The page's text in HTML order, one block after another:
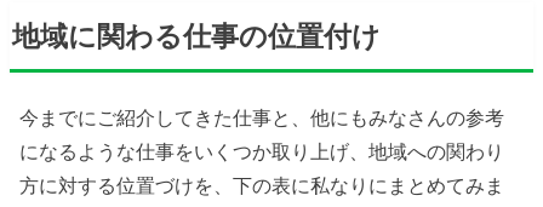
地域に関わる仕事の位置付け
今までにご紹介してきた仕事と、他にもみなさんの参考
になるような仕事をいくつか取り上げ、地域への関わり
方に対する位置づけを、下の表に私なりにまとめてみま